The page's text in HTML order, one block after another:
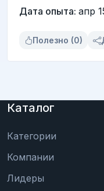
Дата опыта: апр
Полезно (0)
Каталог
Категории
Компании
Лидеры